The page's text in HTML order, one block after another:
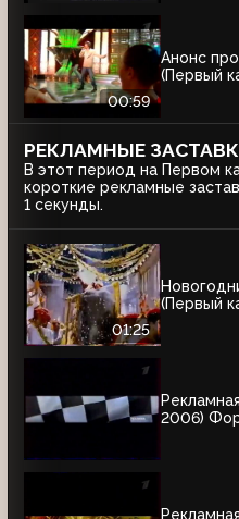
00:59
Анонс
(Первый
РЕКЛАМНЫЕ
В этот период на Первом
короткие рекламные
1 секунды.
01:25
(Первый
2006)